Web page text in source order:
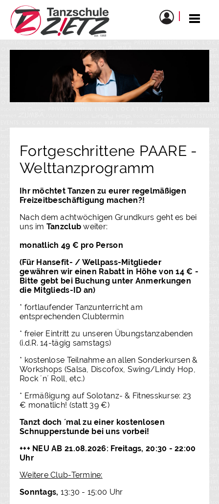
Fortgeschrittene PAARE -
Welttanzprogramm
Ihr möchtet Tanzen zu eurer regelmäßigen
Freizeitbeschäftigung machen?!
Nach dem achtwöchigen Grundkurs geht es bei
uns im Tanzclubweiter:
monatlich 49 € pro Person
(Für Hansefit- / Wellpass-Mitglieder
gewähren wir einen Rabatt in Höhe von 14 € -
Bitte gebt bei Buchung unter Anmerkungen
die Mitglieds-ID an)
* fortlaufender Tanzunterricht am
entsprechenden Clubtermin
* freier Eintritt zu unseren Übungstanzabenden
(i.d.R. 14-tägig samstags)
* kostenlose Teilnahme an allen Sonderkursen &
Workshops (Salsa, Discofox, Swing/Lindy Hop,
Rock ´n´ Roll, etc.)
* Ermäßigung auf Solotanz- & Fitnesskurse: 23
€ monatlich! (statt 39 €)
Tanzt doch ´mal zu einer kostenlosen
Schnupperstunde bei uns vorbei!
+++ NEU AB 21.08.2026: Freitags, 20:30 - 22:00
Uhr
Weitere Club-Termine:
Sonntags, 13:30 - 15:00 Uhr